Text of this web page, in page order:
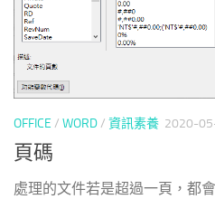
OFFICE / WORD/ 資訊素養 2020-
頁碼
處理的文件若是超過一頁，都